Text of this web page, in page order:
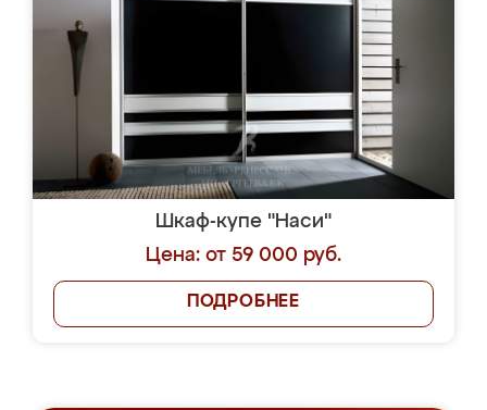
Шкаф-купе "Наси"
Цена: от 59 000 руб.
ПОДРОБНЕЕ